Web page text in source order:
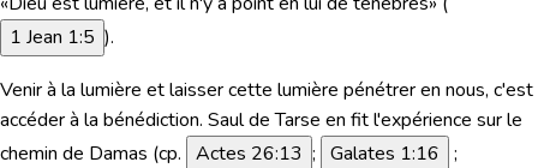
1 Jean 1:5 ).
Venir à la lumière et laisser cette lumière pénétrer en nous, c'est
accéder à la bénédiction. Saul de Tarse en fit l'expérience sur le
chemin de Damas (cp. Actes 26:13 ; Galates 1:16 ;